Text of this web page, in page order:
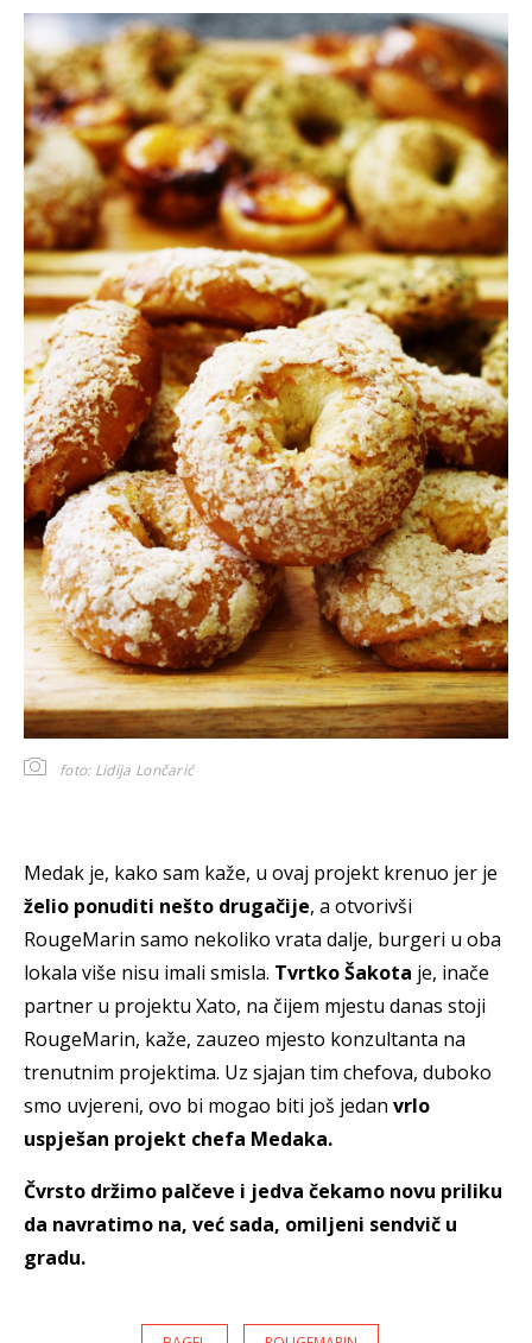
foto: Lidija Lončarić
Medak je, kako sam kaže, u ovaj projekt krenuo jer je
želio ponuditi nešto drugačije, a otvorivši
RougeMarin samo nekoliko vrata dalje, burgeri u oba
lokala više nisu imali smisla. Tvrtko Šakota je, inače
partner u projektu Xato, na čijem mjestu danas stoji
RougeMarin, kaže, zauzeo mjesto konzultanta na
trenutnim projektima. Uz sjajan tim chefova, duboko
smo uvjereni, ovo bi mogao biti još jedan vrlo
uspješan projekt chefa Medaka.
Čvrsto držimo palčeve i jedva čekamo novu priliku
da navratimo na, već sada, omiljeni sendvič u
gradu.